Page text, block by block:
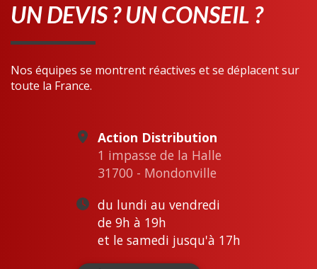
UN DEVIS ? UN CONSEIL ?
Nos équipes se montrent réactives et se déplacent sur
toute la France.
Action Distribution
1 impasse de la Halle
31700 - Mondonville
du lundi au vendredi
de 9h à 19h
et le samedi jusqu'à 17h